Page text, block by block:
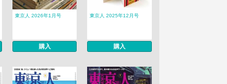
東京人 2026年1月号
購入
東京人 2025年12月号
購入